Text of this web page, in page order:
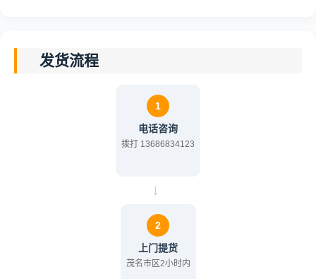
发货流程
1
电话咨询
拨打 13686834123
→
2
上门提货
茂名市区2小时内